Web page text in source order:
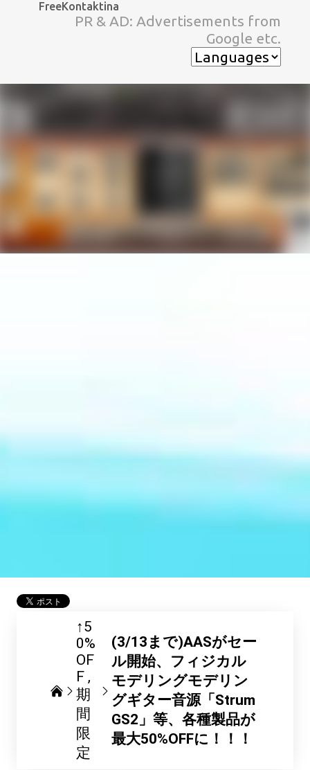
スキップしてメイン コンテンツに移動
FreeKontaktina
PR & AD: Advertisements from
Google etc.
↑5
0%
OF
F
期
間
限
定
(3/13まで)AASがセー
ル開始、フィジカル
モデリングモデリン
グギター音源「Strum
GS2」等、各種製品が
最大50%OFFに！！！